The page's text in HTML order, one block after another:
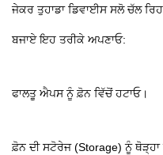
ਜੇਕਰ ਤੁਹਾਡਾ ਡਿਵਾਈਸ ਸਲੋ ਚੱਲ
ਬਜਾਏ ਇਹ ਤਰੀਕੇ ਅਪਣਾਓ:
ਫਾਲਤੂ ਐਪਸ ਨੂੰ ਫ਼ੋਨ ਵਿੱਚੋਂ ਹਟਾਓ।
ਫ਼ੋਨ ਦੀ ਸਟੋਰੇਜ (Storage) ਨੂੰ ਥੋੜ੍ਹਾ